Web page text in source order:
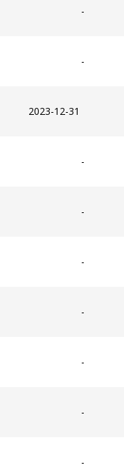
-
-
2023-12-31
-
-
-
-
-
-
-